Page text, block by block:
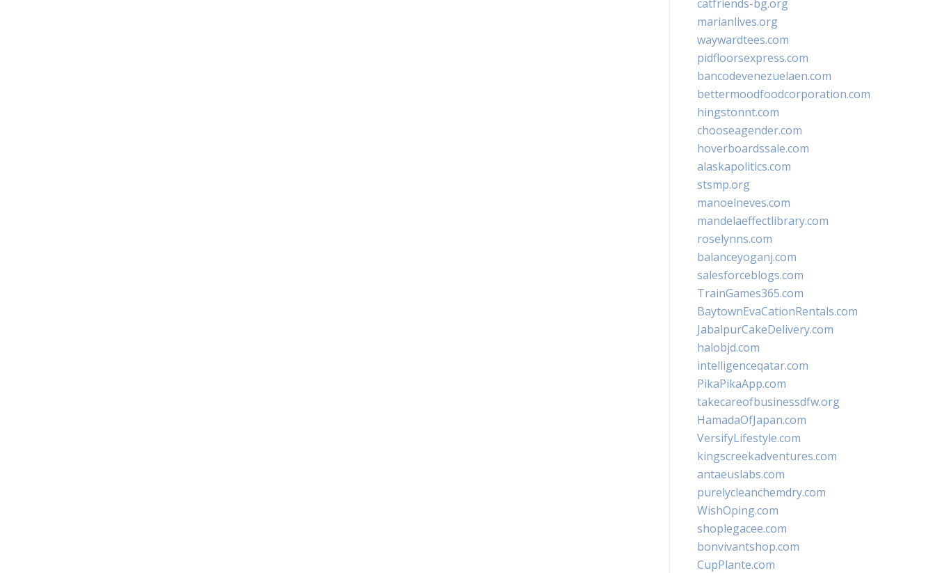
catfriends-bg.org
marianlives.org
waywardtees.com
pidfloorsexpress.com
bancodevenezuelaen.com
bettermoodfoodcorporation.com
hingstonnt.com
chooseagender.com
hoverboardssale.com
alaskapolitics.com
stsmp.org
manoelneves.com
mandelaeffectlibrary.com
roselynns.com
balanceyoganj.com
salesforceblogs.com
TrainGames365.com
BaytownEvaCationRentals.com
JabalpurCakeDelivery.com
halobjd.com
intelligenceqatar.com
PikaPikaApp.com
takecareofbusinessdfw.org
HamadaOfJapan.com
VersifyLifestyle.com
kingscreekadventures.com
antaeuslabs.com
purelycleanchemdry.com
WishOping.com
shoplegacee.com
bonvivantshop.com
CupPlante.com